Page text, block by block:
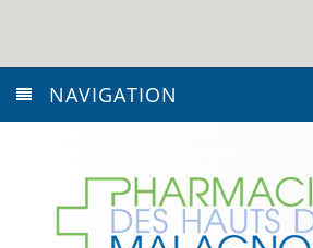
NAVIGATION